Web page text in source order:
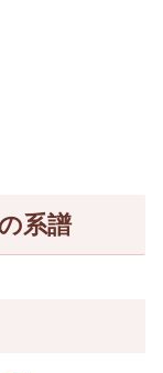
系譜